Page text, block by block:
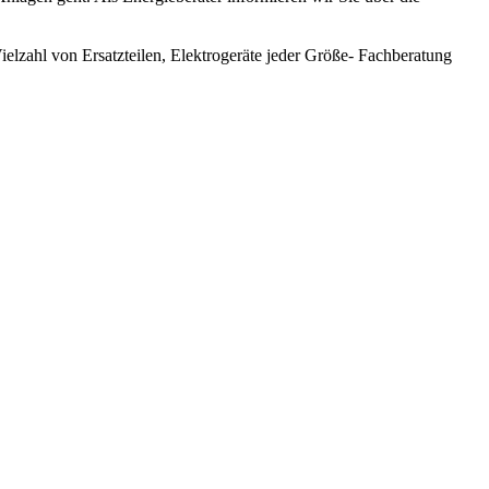
von Ersatzteilen, Elektrogeräte jeder Größe- Fachberatung